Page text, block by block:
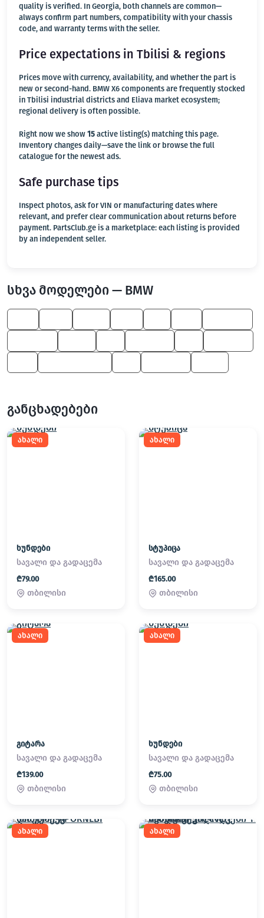
quality is verified. In Georgia, both channels are common—
always confirm part numbers, compatibility with your chassis
code, and warranty terms with the seller.
Price expectations in Tbilisi & regions
Prices move with currency, availability, and whether the part is
new or second-hand. BMW X6 components are frequently stocked
in Tbilisi industrial districts and Eliava market ecosystem;
regional delivery is often possible.
Right now we show 15 active listing(s) matching this page.
Inventory changes daily—save the link or browse the full
catalogue for the newest ads.
Safe purchase tips
Inspect photos, ask for VIN or manufacturing dates where
relevant, and prefer clear communication about returns before
payment. PartsClub.ge is a marketplace: each listing is provided
by an independent seller.
სხვა მოდელები — BMW
განცხადებები
ახალი
ხუნდები
სავალი და გადაცემა
₾79.00
თბილისი
ახალი
სტუპიცა
სავალი და გადაცემა
₾165.00
თბილისი
ახალი
გიტარა
სავალი და გადაცემა
₾139.00
თბილისი
ახალი
ხუნდები
სავალი და გადაცემა
₾75.00
თბილისი
ახალი ახალი